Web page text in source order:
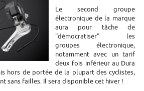
Le second groupe
électronique de la marque
aura pour tâche de
"démocratiser" les
groupes électronique,
notamment avec un tarif
deux fois inférieur au Dura
hors de portée de la plupart des cyclistes,
sans failles. Il sera disponible cet hiver !